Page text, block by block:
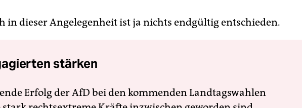
in dieser Angelegenheit ist ja nichts endgültig entschieden.
stärken
Erfolg der AfD bei den kommenden Landtagswahlen